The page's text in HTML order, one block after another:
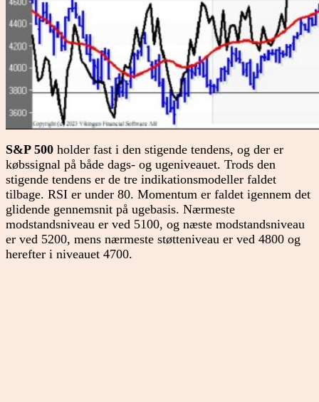
S&P 500 holder fast i den stigende tendens, og der er
købssignal på både dags- og ugeniveauet. Trods den
stigende tendens er de tre indikationsmodeller faldet
tilbage. RSI er under 80. Momentum er faldet igennem det
glidende gennemsnit på ugebasis. Nærmeste
modstandsniveau er ved 5100, og næste modstandsniveau
er ved 5200, mens nærmeste støtteniveau er ved 4800 og
herefter i niveauet 4700.